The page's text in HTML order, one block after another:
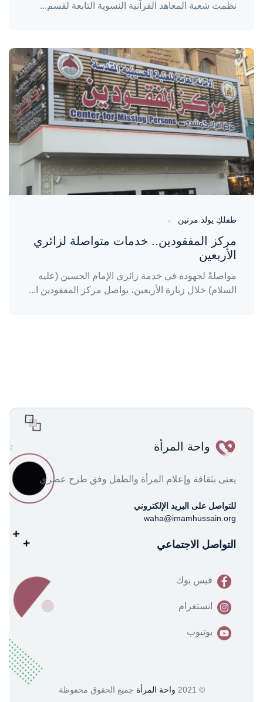
نظمت شعبة المعاهد القرآنية النسوية التابعة لقسم...
واحة المرأة
منذ 5 أيام
طفلكِ يولد مرتين
مركز المفقودين.. خدمات متواصلة لزائري
الأربعين
مواصلةً لجهوده في خدمة زائري الإمام الحسين (عليه
السلام) خلال زيارة الأربعين، يواصل مركز المفقودين ا...
واحة المرأة
يعنى بثقافة وإعلام المرأة والطفل وفق طرح عصري
للتواصل على البريد الإلكتروني
waha@imamhussain.org
التواصل الاجتماعي
فيس بوك
انستغرام
يوتيوب
© 2021 واحة المرأة جميع الحقوق محفوظة